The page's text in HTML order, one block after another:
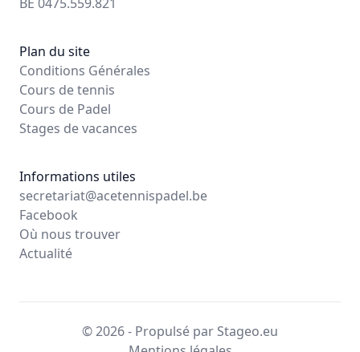
Plan du site
Conditions Générales
Cours de tennis
Cours de Padel
Stages de vacances
Informations utiles
secretariat@acetennispadel.be
Facebook
Où nous trouver
Actualité
© 2026 - Propulsé par Stageo.eu